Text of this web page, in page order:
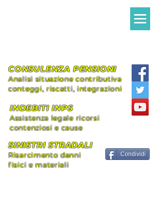
Condividi
CONSULENZA PENSIONI
Analisi situazione contributiva
conteggi, riscatti, integrazioni
INDEBITI INPS
Assistenza legale ricorsi
contenziosi e cause
SINISTRI STRADALI
Risarcimento danni
fisici e materiali